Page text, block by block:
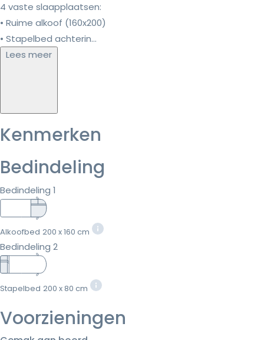
4 vaste slaapplaatsen:
• Ruime alkoof (160x200)
• Stapelbed achterin...
Lees meer
Kenmerken
Bedindeling
Bedindeling 1
Alkoofbed 200 x 160 cm
Bedindeling 2
Stapelbed 200 x 80 cm
Voorzieningen